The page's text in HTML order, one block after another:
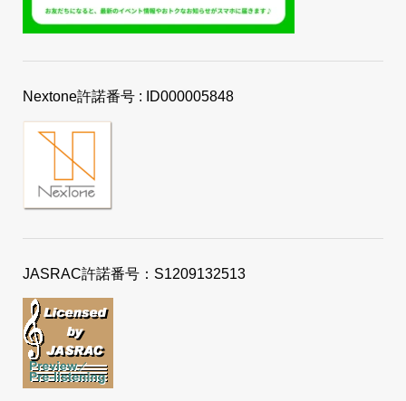
Nextone許諾番号 : ID000005848
JASRAC許諾番号：S1209132513